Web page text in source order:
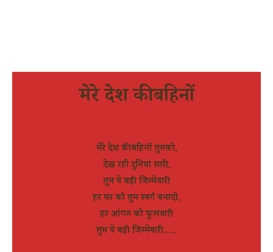
मेरे देश की बहिनों
मेरे देश की बहिनों तुमको,
देख रही दुनियां सारी,
तुम पे बड़ी जिम्मेवारी
हर घर को तुम स्वर्ग बनादो,
हर आंगन को फुलवारी
तुम पे बड़ी जिम्मेवारी…..